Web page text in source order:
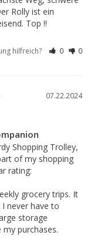
Rolly ist ein
Top !!
hilfreich? 0 0
07.22.2024
Shopping Trolley,
of my shopping
rating:
grocery trips. It
never have to
storage
purchases.